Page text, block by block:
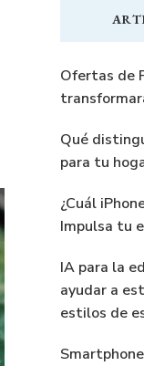
Ofertas de
Qué
para tu
¿Cuál
Impulsa tu
IA para la
ayudar a
estilos de